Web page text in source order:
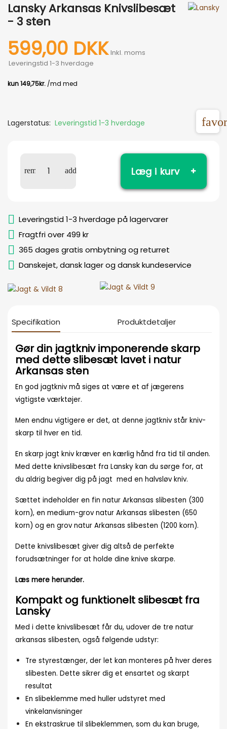
Lansky Arkansas Knivslibesæt
- 3 sten
599,00 DKK Inkl. moms
Leveringstid 1-3 hverdage
Lagerstatus: Leveringstid 1-3 hverdage
Læg i kurv
Leveringstid 1-3 hverdage på lagervarer
Fragtfri over 499 kr
365 dages gratis ombytning og returret
Danskejet, dansk lager og dansk kundeservice
Specifikation Produktdetaljer
Gør din jagtkniv imponerende skarp
med dette slibesæt lavet i natur
Arkansas sten
En god jagtkniv må siges at være et af jægerens
vigtigste værktøjer.
Men endnu vigtigere er det, at denne jagtkniv står kniv-
skarp til hver en tid.
En skarp jagt kniv kræver en kærlig hånd fra tid til anden.
Med dette knivslibesæt fra Lansky kan du sørge for, at
du aldrig begiver dig på jagt med en halvsløv kniv.
Sættet indeholder en fin natur Arkansas slibesten (300
korn), en medium-grov natur Arkansas slibesten (650
korn) og en grov natur Arkansas slibesten (1200 korn).
Dette knivslibesæt giver dig altså de perfekte
forudsætninger for at holde dine knive skarpe.
Læs mere herunder.
Kompakt og funktionelt slibesæt fra
Lansky
Med i dette knivslibesæt får du, udover de tre natur
arkansas slibesten, også følgende udstyr:
Tre styrestænger, der let kan monteres på hver deres
slibesten. Dette sikrer dig et ensartet og skarpt
resultat
En slibeklemme med huller udstyret med
vinkelanvisninger
En ekstraskrue til slibeklemmen, som du kan bruge,